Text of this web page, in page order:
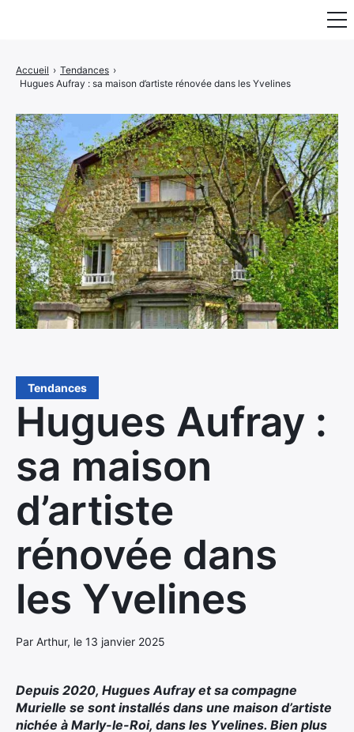
Accueil › Tendances ›
Hugues Aufray : sa maison d’artiste rénovée dans les Yvelines
Tendances
Hugues Aufray :
sa maison
d’artiste
rénovée dans
les Yvelines
Par Arthur, le 13 janvier 2025
Depuis 2020, Hugues Aufray et sa compagne
Murielle se sont installés dans une maison d’artiste
nichée à Marly-le-Roi, dans les Yvelines. Bien plus
Mobilier & Rangement
Luminaire
Maison
Art & Décoration
Portraits